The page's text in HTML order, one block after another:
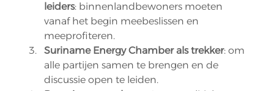
leiders: binnenlandbewoners moeten
vanaf het begin meebeslissen en
meeprofiteren.
Suriname Energy Chamber als trekker: om
alle partijen samen te brengen en de
discussie open te leiden.